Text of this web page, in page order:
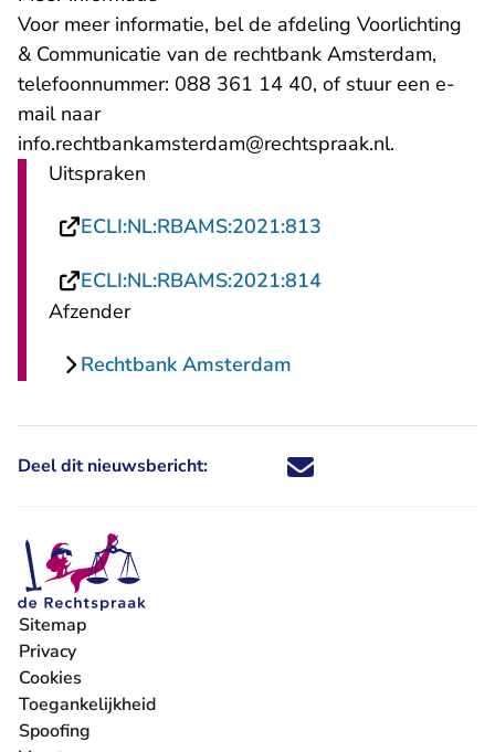
Voor meer informatie, bel de afdeling Voorlichting
& Communicatie van de rechtbank Amsterdam,
telefoonnummer: 088 361 14 40, of stuur een e-
mail naar
info.rechtbankamsterdam@rechtspraak.nl- U verlaat
.
Uitspraken
ECLI:NL:RBAMS:2021:813
ECLI:NL:RBAMS:2021:814- U verlaat
Afzender
Rechtbank Amsterdam
Deel dit nieuwsbericht: Deel dit nieuwsbericht via X -
Deel dit nieuwsbericht via
Deel dit nieuwsbericht
Deel dit
Sitemap
Privacy
Cookies
Toegankelijkheid
Spoofing